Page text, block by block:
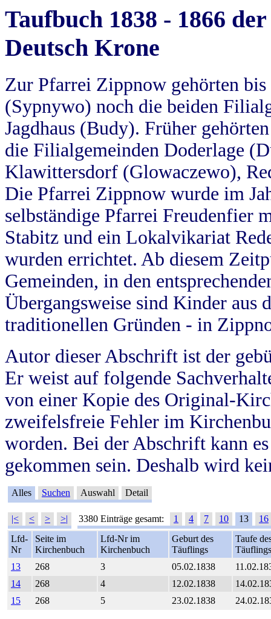
Taufbuch 1838 - 1866
Deutsch Krone
Zur Pfarrei Zippnow gehörten
(Sypnywo) noch die beiden
Jagdhaus (Budy). Früher
die Filialgemeinden Doderlage
Klawittersdorf (Glowaczewo),
Die Pfarrei Zippnow wurde im
selbständige Pfarrei Freudenfier
Stabitz und ein Lokalvikariat
wurden errichtet. Ab diesem
Gemeinden, in den
Übergangsweise sind Kinder aus
traditionellen Gründen - in
Autor dieser Abschrift ist der
Er weist auf folgende
von einer Kopie des Original-
zweifelsfreie Fehler im
worden. Bei der Abschrift kann
gekommen sein. Deshalb wird
Alles Suchen Auswahl Detail
|< < > >| 3380 Einträge gesamt: 1 4 7 10 13
16
Lfd-
Nr
Seite im
Kirchenbuch
Lfd-Nr im
Kirchenbuch
Geburt des
Täuflings
Taufe
Täuflings
13
268 3 05.02.1838
14
268 4 12.02.1838
15
268 5 23.02.1838